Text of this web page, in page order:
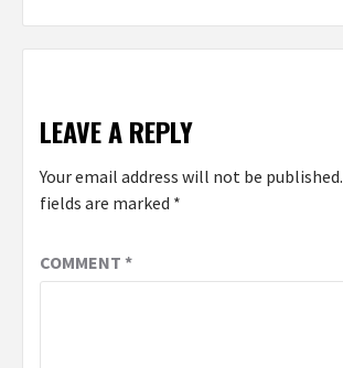
LEAVE A REPLY
Your email address will not be published.
fields are marked *
COMMENT *